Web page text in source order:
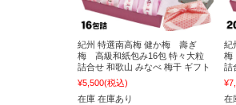
紀州 特選南高梅 健か梅 壽ぎ
梅 高級和紙包み16包 特々大粒
詰合せ 和歌山 みなべ 梅干 ギフト
¥5,500(税込)
在庫 在庫あり
紀
梅
詰
在